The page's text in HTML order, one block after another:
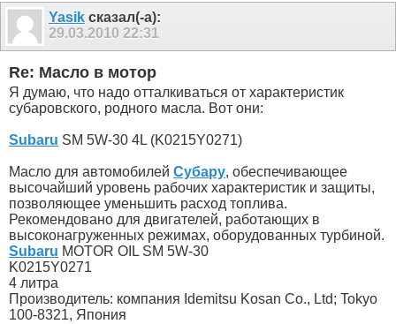
Yasik сказал(-а):
29.03.2010 22:31
Re: Масло в мотор
Я думаю, что надо отталкиваться от характеристик
субаровского, родного масла. Вот они:
Subaru SM 5W-30 4L (K0215Y0271)
Масло для автомобилей Субару, обеспечивающее
высочайший уровень рабочих характеристик и защиты,
позволяющее уменьшить расход топлива.
Рекомендовано для двигателей, работающих в
высоконагруженных режимах, оборудованных турбиной.
Subaru MOTOR OIL SM 5W-30
K0215Y0271
4 литра
Производитель: компания Idemitsu Kosan Co., Ltd; Tokyo
100-8321, Япония